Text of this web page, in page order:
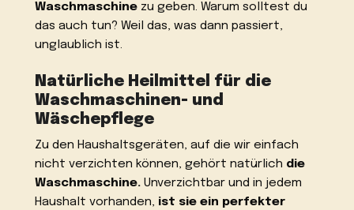
Waschmaschine zu geben. Warum solltest du
das auch tun? Weil das, was dann passiert,
unglaublich ist.
Natürliche Heilmittel für die
Waschmaschinen- und
Wäschepflege
Zu den Haushaltsgeräten, auf die wir einfach
nicht verzichten können, gehört natürlich die
Waschmaschine. Unverzichtbar und in jedem
Haushalt vorhanden, ist sie ein perfekter